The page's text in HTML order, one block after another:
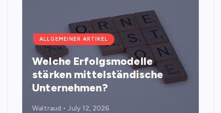
ALLGEMEINER ARTIKEL
Welche Erfolgsmodelle
stärken mittelständische
Unternehmen?
Waltraud July 12, 2026